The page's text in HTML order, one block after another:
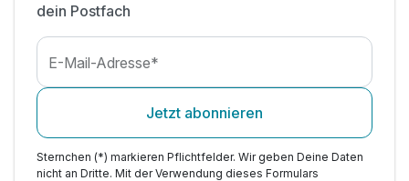
dein Postfach
E-Mail-Adresse*
Jetzt abonnieren
Sternchen (*) markieren Pflichtfelder. Wir geben Deine Daten
nicht an Dritte. Mit der Verwendung dieses Formulars